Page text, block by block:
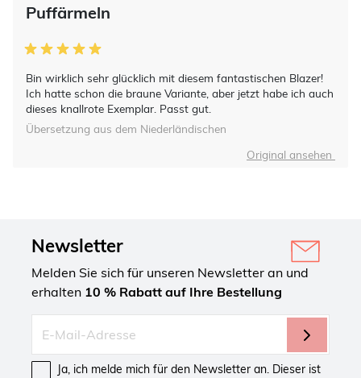
Puffärmeln
Bin wirklich sehr glücklich mit diesem fantastischen Blazer!
Ich hatte schon die braune Variante, aber jetzt habe ich auch
dieses knallrote Exemplar. Passt gut.
Übersetzung aus dem Niederländischen
Original ansehen
Newsletter
Melden Sie sich für unseren Newsletter an und
erhalten 10 % Rabatt auf Ihre Bestellung
Ja, ich melde mich für den Newsletter an. Dieser ist